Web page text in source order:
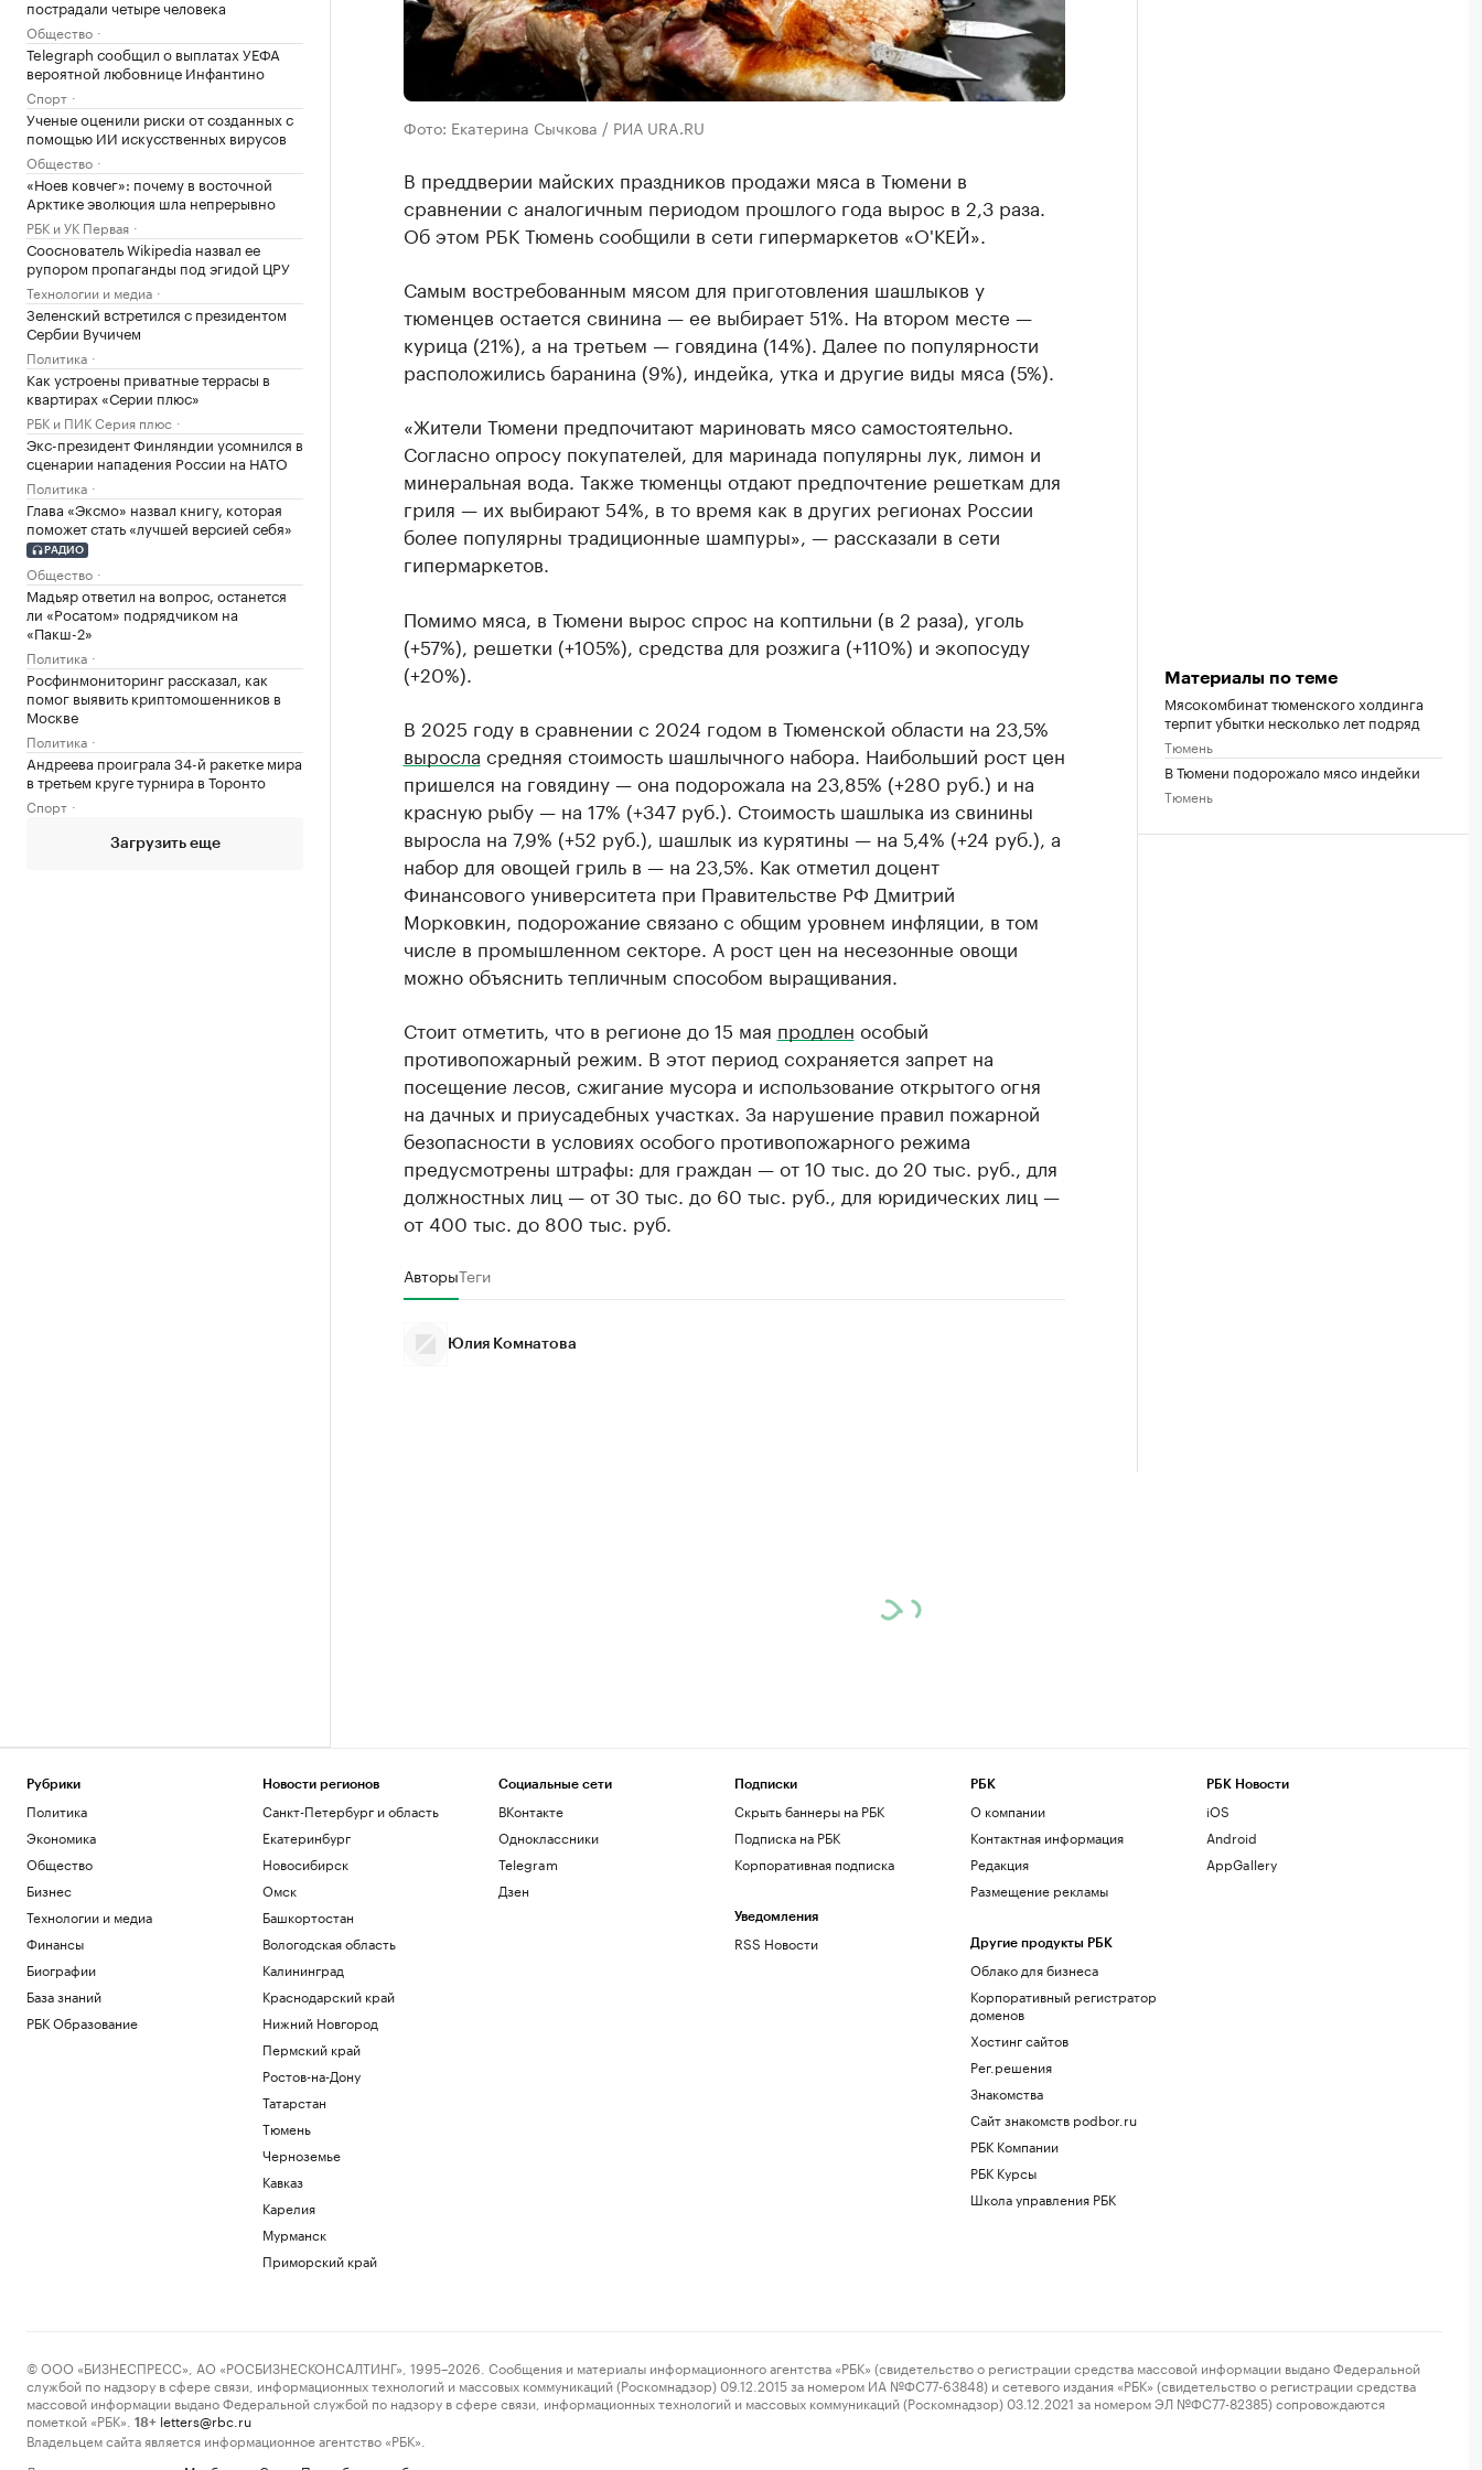
пострадали четыре человека
Общество
Telegraph сообщил о выплатах УЕФА
вероятной любовнице Инфантино
Спорт
Ученые оценили риски от созданных с
помощью ИИ искусственных вирусов
Общество
«Ноев ковчег»: почему в восточной
Арктике эволюция шла непрерывно
РБК и УК Первая
Сооснователь Wikipedia назвал ее
рупором пропаганды под эгидой ЦРУ
Технологии и медиа
Зеленский встретился с президентом
Сербии Вучичем
Политика
Как устроены приватные террасы в
квартирах «Серии плюс»
РБК и ПИК Серия плюс
Экс-президент Финляндии усомнился в
сценарии нападения России на НАТО
Политика
Глава «Эксмо» назвал книгу, которая
поможет стать «лучшей версией себя»
РАДИО
Общество
Мадьяр ответил на вопрос, останется
ли «Росатом» подрядчиком на
«Пакш-2»
Политика
Росфинмониторинг рассказал, как
помог выявить криптомошенников в
Москве
Политика
Андреева проиграла 34-й ракетке мира
в третьем круге турнира в Торонто
Спорт
Загрузить еще
Фото: Екатерина Сычкова / РИА URA.RU
В преддверии майских праздников продажи мяса в Тюмени в
сравнении с аналогичным периодом прошлого года вырос в 2,3 раза.
Об этом РБК Тюмень сообщили в сети гипермаркетов «О'КЕЙ».
Самым востребованным мясом для приготовления шашлыков у
тюменцев остается свинина — ее выбирает 51%. На втором месте —
курица (21%), а на третьем — говядина (14%). Далее по популярности
расположились баранина (9%), индейка, утка и другие виды мяса (5%).
«Жители Тюмени предпочитают мариновать мясо самостоятельно.
Согласно опросу покупателей, для маринада популярны лук, лимон и
минеральная вода. Также тюменцы отдают предпочтение решеткам для
гриля — их выбирают 54%, в то время как в других регионах России
более популярны традиционные шампуры», — рассказали в сети
гипермаркетов.
Помимо мяса, в Тюмени вырос спрос на коптильни (в 2 раза), уголь
(+57%), решетки (+105%), средства для розжига (+110%) и экопосуду
(+20%).
В 2025 году в сравнении с 2024 годом в Тюменской области на 23,5%
выросла средняя стоимость шашлычного набора. Наибольший рост цен
пришелся на говядину — она подорожала на 23,85% (+280 руб.) и на
красную рыбу — на 17% (+347 руб.). Стоимость шашлыка из свинины
выросла на 7,9% (+52 руб.), шашлык из курятины — на 5,4% (+24 руб.), а
набор для овощей гриль в — на 23,5%. Как отметил доцент
Финансового университета при Правительстве РФ Дмитрий
Морковкин, подорожание связано с общим уровнем инфляции, в том
числе в промышленном секторе. А рост цен на несезонные овощи
можно объяснить тепличным способом выращивания.
Стоит отметить, что в регионе до 15 мая продлен особый
противопожарный режим. В этот период сохраняется запрет на
посещение лесов, сжигание мусора и использование открытого огня
на дачных и приусадебных участках. За нарушение правил пожарной
безопасности в условиях особого противопожарного режима
предусмотрены штрафы: для граждан — от 10 тыс. до 20 тыс. руб., для
должностных лиц — от 30 тыс. до 60 тыс. руб., для юридических лиц —
от 400 тыс. до 800 тыс. руб.
АвторыТеги
Юлия Комнатова
Материалы по теме
Мясокомбинат тюменского холдинга
терпит убытки несколько лет подряд
Тюмень
В Тюмени подорожало мясо индейки
Тюмень
Рубрики
Политика
Экономика
Общество
Бизнес
Технологии и медиа
Финансы
Биографии
База знаний
РБК Образование
Новости регионов
Санкт-Петербург и область
Екатеринбург
Новосибирск
Омск
Башкортостан
Вологодская область
Калининград
Краснодарский край
Нижний Новгород
Пермский край
Ростов-на-Дону
Татарстан
Тюмень
Черноземье
Кавказ
Карелия
Мурманск
Приморский край
Социальные сети
ВКонтакте
Одноклассники
Telegram
Дзен
Подписки
Скрыть баннеры на РБК
Подписка на РБК
Корпоративная подписка
Уведомления
RSS Новости
РБК
О компании
Контактная информация
Редакция
Размещение рекламы
Другие продукты РБК
Облако для бизнеса
Корпоративный регистратор
доменов
Хостинг сайтов
Рег.решения
Знакомства
Сайт знакомств podbor.ru
РБК Компании
РБК Курсы
Школа управления РБК
РБК Новости
iOS
Android
AppGallery
© ООО «БИЗНЕСПРЕСС», АО «РОСБИЗНЕСКОНСАЛТИНГ», 1995–2026. Сообщения и материалы информационного агентства «РБК» (свидетельство о регистрации средства массовой информации выдано Федеральной
службой по надзору в сфере связи, информационных технологий и массовых коммуникаций (Роскомнадзор) 09.12.2015 за номером ИА №ФС77-63848) и сетевого издания «РБК» (свидетельство о регистрации средства
массовой информации выдано Федеральной службой по надзору в сфере связи, информационных технологий и массовых коммуникаций (Роскомнадзор) 03.12.2021 за номером ЭЛ №ФС77-82385) сопровождаются
пометкой «РБК».
18+ letters@rbc.ru
Владельцем сайта является информационное агентство «РБК».